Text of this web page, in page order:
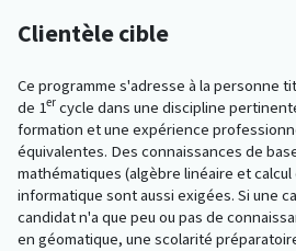
Clientèle cible
Ce programme s'adresse à la personne
de 1er cycle dans une discipline
formation et une expérience
équivalentes. Des connaissances de
mathématiques (algèbre linéaire et
informatique sont aussi exigées. Si une
candidat n'a que peu ou pas de
en géomatique, une scolarité